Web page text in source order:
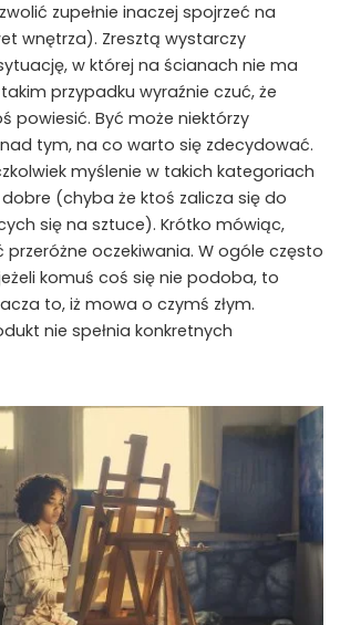
zupełnie inaczej spojrzeć na
wnętrza). Zresztą wystarczy
w której na ścianach nie ma
przypadku wyraźnie czuć, że
powiesić. Być może niektórzy
tym, na co warto się zdecydować.
myślenie w takich kategoriach
(chyba że ktoś zalicza się do
się na sztuce). Krótko mówiąc,
oczekiwania. W ogóle często
komuś coś się nie podoba, to
to, iż mowa o czymś złym.
nie spełnia konkretnych